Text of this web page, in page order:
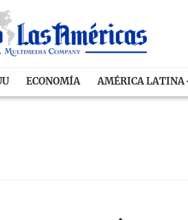
ECONOMÍA AMÉRICA LATINA